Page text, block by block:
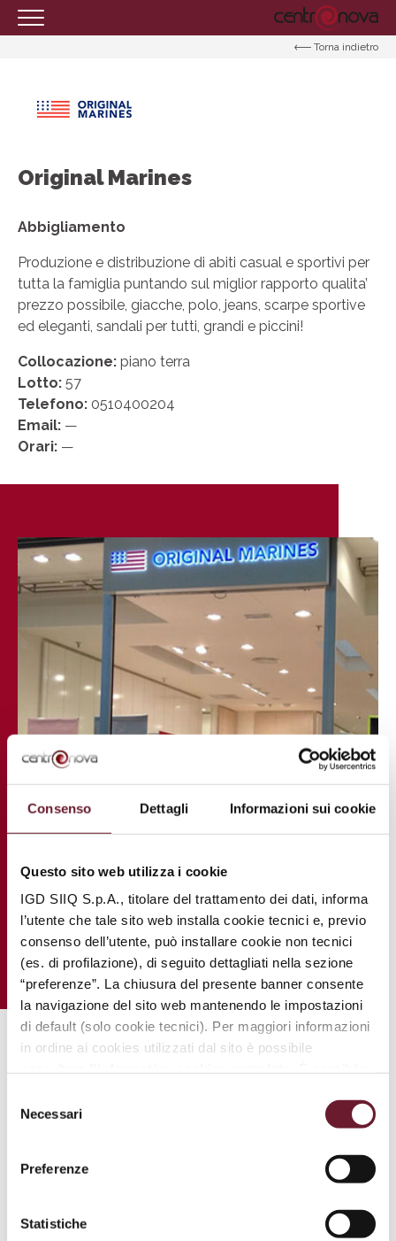
Consenso Dettagli Informazioni sui cookie
Questo sito web utilizza i cookie
IGD SIIQ S.p.A., titolare del trattamento dei dati, informa
l’utente che tale sito web installa cookie tecnici e, previo
consenso dell’utente, può installare cookie non tecnici
(es. di profilazione), di seguito dettagliati nella sezione
“preferenze”. La chiusura del presente banner consente
la navigazione del sito web mantenendo le impostazioni
di default (solo cookie tecnici). Per maggiori informazioni
in ordine ai cookies utilizzati dal sito è possibile
mediante il link “
delNecessari
Preferenze
Statistiche
PROMOZIONI
NEGOZI
EVENTI
SERVIZI
IL TUO BUSINESS AL CENTRO
CONTATTI
Torna indietro
Original Marines
Abbigliamento
Produzione e distribuzione di abiti casual e sportivi per
tutta la famiglia puntando sul miglior rapporto qualita’
prezzo possibile, giacche, polo, jeans, scarpe sportive
ed eleganti, sandali per tutti, grandi e piccini!
Collocazione: piano terra
Lotto: 57
Telefono: 0510400204
Email: —
Orari: —